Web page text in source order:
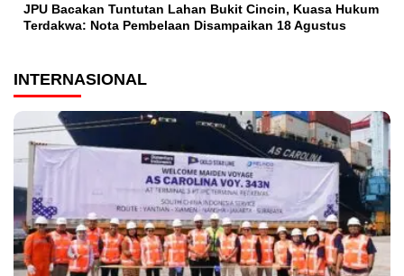
JPU Bacakan Tuntutan Lahan Bukit Cincin, Kuasa Hukum
Terdakwa: Nota Pembelaan Disampaikan 18 Agustus
INTERNASIONAL